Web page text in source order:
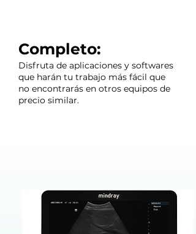
Completo:
Disfruta de aplicaciones y softwares
que harán tu trabajo más fácil que
no encontrarás en otros equipos de
precio similar.